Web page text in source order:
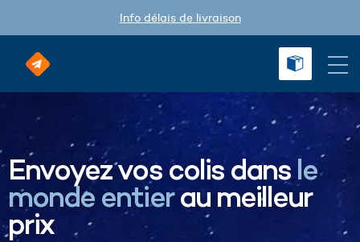
Info délais de livraison
Envoyez vos colis dans le
monde entierau meilleur
prix